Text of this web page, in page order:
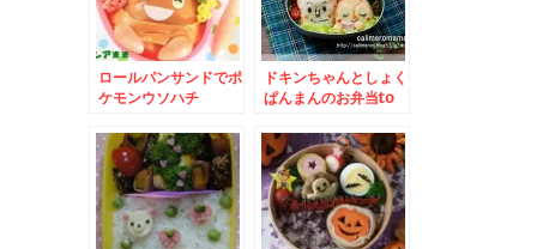
ロールパンサンドでポ
ケモンウソハチ
ドキンちゃんとしょく
ぱんまんのお弁当to